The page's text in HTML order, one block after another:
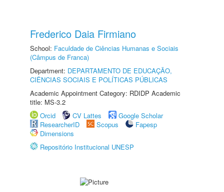
Frederico Daia Firmiano
School: Faculdade de Ciências Humanas e Sociais
(Câmpus de Franca)
Department: DEPARTAMENTO DE EDUCAÇÃO,
CIÊNCIAS SOCIAIS E POLÍTICAS PÚBLICAS
Academic Appointment Category: RDIDP Academic
title: MS-3.2
Orcid
CV Lattes
Google Scholar
ResearcherID
Scopus
Fapesp
Dimensions
Repositório Institucional UNESP